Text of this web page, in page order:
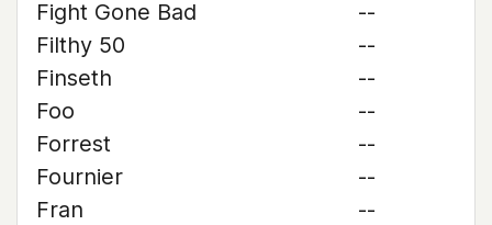
Fight Gone Bad
--
Filthy 50
--
Finseth
--
Foo
--
Forrest
--
Fournier
--
Fran
--